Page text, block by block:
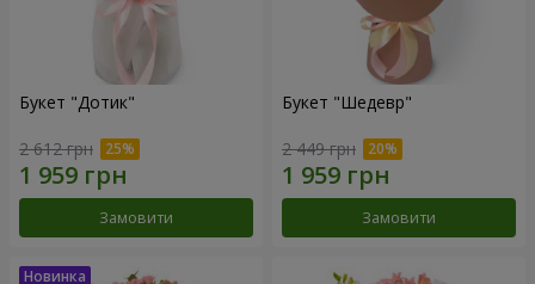
Букет "Дотик"
2 612 грн
Замовити
Букет "Шедевр"
2 449 грн
Замовити